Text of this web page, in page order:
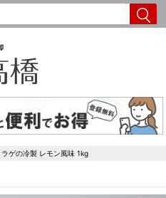
ラゲの冷製 レモン風味 1kg